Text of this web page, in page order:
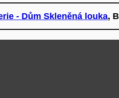
- Dům Skleněná louka,